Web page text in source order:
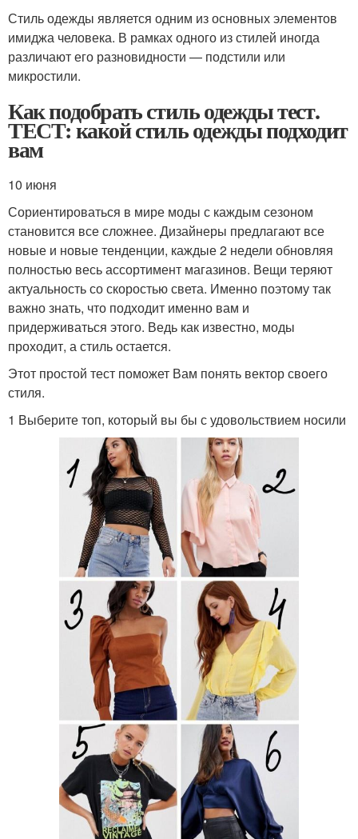
Стиль одежды является одним из основных элементов
имиджа человека. В рамках одного из стилей иногда
различают его разновидности — подстили или
микростили.
Как подобрать стиль одежды тест.
ТЕСТ: какой стиль одежды подходит
вам
10 июня
Сориентироваться в мире моды с каждым сезоном
становится все сложнее. Дизайнеры предлагают все
новые и новые тенденции, каждые 2 недели обновляя
полностью весь ассортимент магазинов. Вещи теряют
актуальность со скоростью света. Именно поэтому так
важно знать, что подходит именно вам и
придерживаться этого. Ведь как известно, моды
проходит, а стиль остается.
Этот простой тест поможет Вам понять вектор своего
стиля.
1 Выберите топ, который вы бы с удовольствием носили